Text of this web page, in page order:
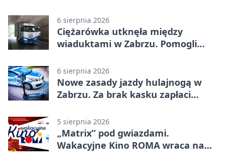
6 sierpnia 2026
Ciężarówka utknęła między
wiaduktami w Zabrzu. Pomogli
6 sierpnia 2026
Nowe zasady jazdy hulajnogą w
Zabrzu. Za brak kasku zapłaci
5 sierpnia 2026
„Matrix” pod gwiazdami.
Wakacyjne Kino ROMA wraca na